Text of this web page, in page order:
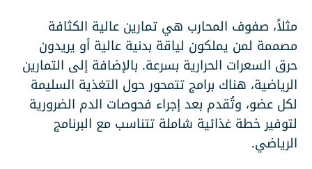
مثلاً، صفوف المحارب هي تمارين عالية الكثافة
مصممة لمن يملكون لياقة بدنية عالية أو يريدون
حرق السعرات الحرارية بسرعة. بالإضافة إلى التمارين
الرياضية، هناك برامج تتمحور حول التغذية السليمة
لكل عضو، وتُقدم بعد إجراء فحوصات الدم الضرورية
لتوفير خطة غذائية شاملة تتناسب مع البرنامج
الرياضي.